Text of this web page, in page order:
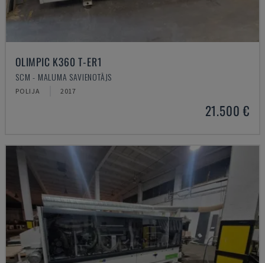
OLIMPIC K360 T-ER1
SCM - MALUMA SAVIENOTĀJS
POLIJA 2017
21.500 €